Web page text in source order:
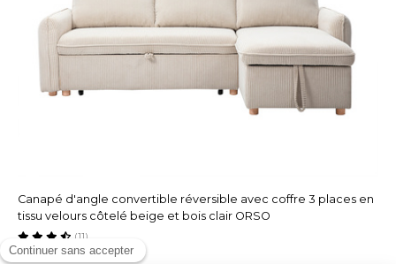
Canapé d'angle convertible réversible avec coffre 3 places en
tissu velours côtelé beige et bois clair ORSO
Expédié sous 5 sem
(11)